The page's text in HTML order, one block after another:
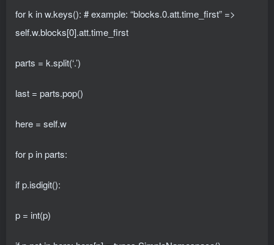
for k in w.keys(): # example: “blocks.0.att.time_first” =>
self.w.blocks[0].att.time_first
parts = k.split(‘.’)
last = parts.pop()
here = self.w
for p in parts:
if p.isdigit():
p = int(p)